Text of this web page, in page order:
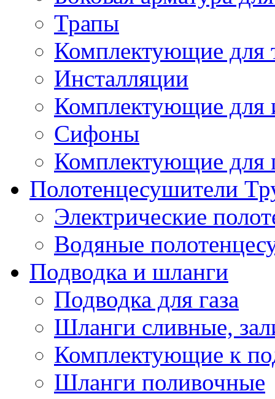
Трапы
Комплектующие для
Инсталляции
Комплектующие для
Сифоны
Комплектующие для
Полотенцесушители
Электрические
Водяные
Подводка и шланги
Подводка для газа
Шланги сливные,
Комплектующие к
Шланги поливочные